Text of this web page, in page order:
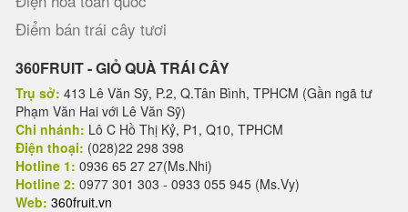
Điểm bán trái cây tươi
360FRUIT - GIỎ QUÀ TRÁI CÂY
Trụ sở: 413 Lê Văn Sỹ, P.2, Q.Tân Bình, TPHCM (Gần ngã tư
Phạm Văn Hai với Lê Văn Sỹ)
Chi nhánh: Lô C Hồ Thị Kỷ, P1, Q10, TPHCM
Điện thoại: (028)22 298 398
Hotline 1: 0936 65 27 27(Ms.Nhi)
Hotline 2: 0977 301 303 - 0933 055 945 (Ms.Vy)
Web: 360fruit.vn